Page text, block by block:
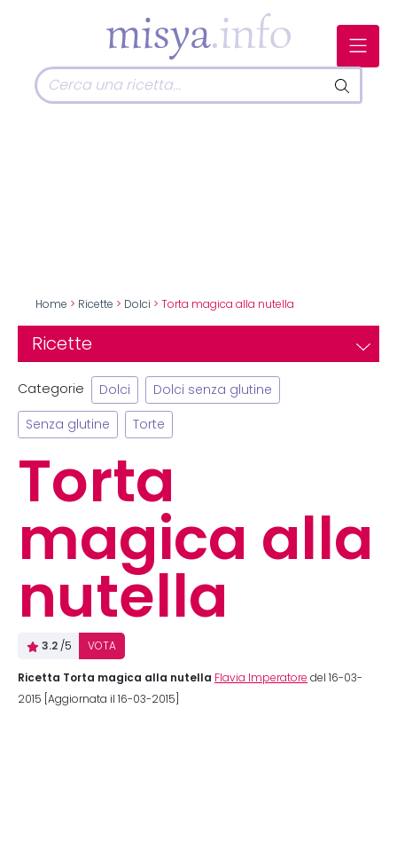
Home > Ricette > Dolci > Torta magica alla nutella
Ricette
Categorie Dolci Dolci senza glutine
Senza glutine Torte
Torta
magica alla
nutella
3.2 /5 VOTA
Ricetta Torta magica alla nutella Flavia Imperatore del 16-03-
2015 [Aggiornata il 16-03-2015]